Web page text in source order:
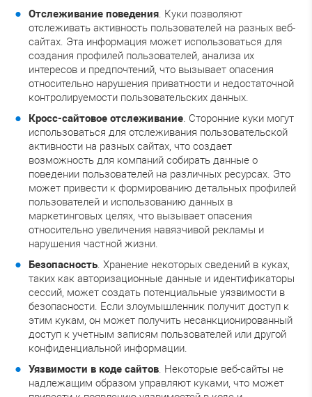
Отслеживание поведения. Куки позволяют
отслеживать активность пользователей на разных веб-
сайтах. Эта информация может использоваться для
создания профилей пользователей, анализа их
интересов и предпочтений, что вызывает опасения
относительно нарушения приватности и недостаточной
контролируемости пользовательских данных.
Кросс-сайтовое отслеживание. Сторонние куки могут
использоваться для отслеживания пользовательской
активности на разных сайтах, что создает
возможность для компаний собирать данные о
поведении пользователей на различных ресурсах. Это
может привести к формированию детальных профилей
пользователей и использованию данных в
маркетинговых целях, что вызывает опасения
относительно увеличения навязчивой рекламы и
нарушения частной жизни.
Безопасность. Хранение некоторых сведений в куках,
таких как авторизационные данные и идентификаторы
сессий, может создать потенциальные уязвимости в
безопасности. Если злоумышленник получит доступ к
этим кукам, он может получить несанкционированный
доступ к учетным записям пользователей или другой
конфиденциальной информации.
Уязвимости в коде сайтов. Некоторые веб-сайты не
надлежащим образом управляют куками, что может